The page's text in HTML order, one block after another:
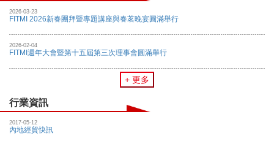
2026-03-23
FITMI 2026新春團拜暨專題講座與春茗晚宴圓滿舉行
2026-02-04
FITMI週年大會暨第十五屆第三次理事會圓滿舉行
+ 更多
行業資訊
2017-05-12
內地經貿快訊